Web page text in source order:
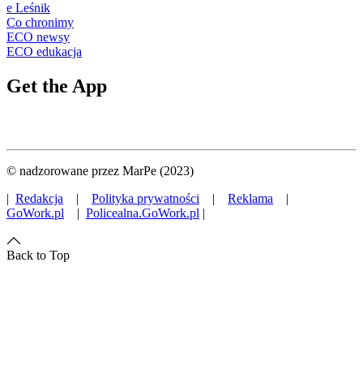
e Leśnik
Co chronimy
ECO newsy
ECO edukacja
Get the App
© nadzorowane przez MarPe (2023)
| Redakcja | Polityka prywatności | Reklama |
GoWork.pl | Policealna.GoWork.pl |
Back to Top